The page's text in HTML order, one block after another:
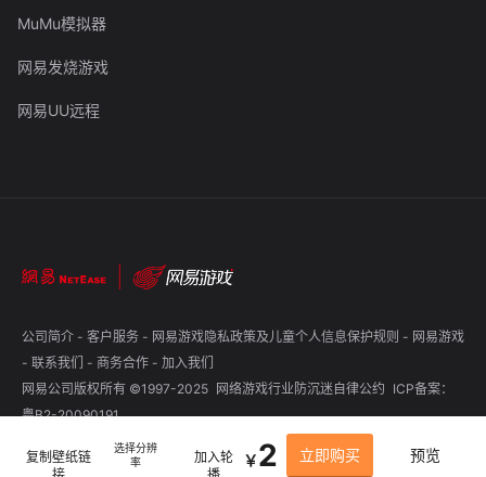
复制壁纸链
接
选择分辨
率
加入轮
播
￥2 立即购买 预览
MuMu模拟器
网易发烧游戏
网易UU远程
公司简介 - 客户服务 - 网易游戏隐私政策及儿童个人信息保护规则 - 网易游戏
- 联系我们 - 商务合作 - 加入我们
网易公司版权所有 ©1997-2025 网络游戏行业防沉迷自律公约 ICP备案：
粤B2-20090191